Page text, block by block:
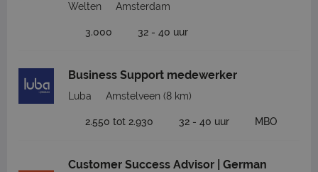
Welten Amsterdam
3.000 32 - 40 uur
Business Support medewerker
Luba Amstelveen (8 km)
2.550 tot 2.930 32 - 40 uur MBO
Customer Success Advisor | German